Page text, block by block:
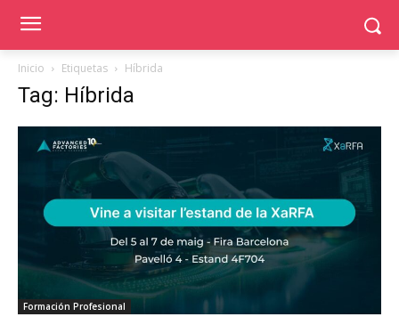
Inicio Etiquetas Híbrida
Tag: Híbrida
Formación Profesional